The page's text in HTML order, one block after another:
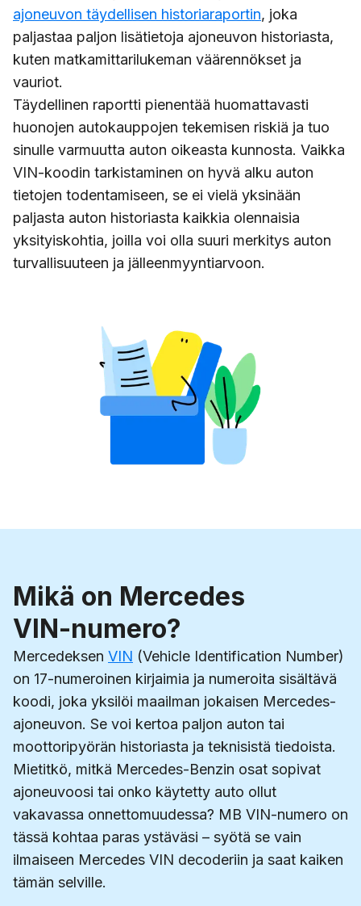
ajoneuvon täydellisen historiaraportin, joka
paljastaa paljon lisätietoja ajoneuvon historiasta,
kuten matkamittarilukeman väärennökset ja
vauriot.
Täydellinen raportti pienentää huomattavasti
huonojen autokauppojen tekemisen riskiä ja tuo
sinulle varmuutta auton oikeasta kunnosta. Vaikka
VIN-koodin tarkistaminen on hyvä alku auton
tietojen todentamiseen, se ei vielä yksinään
paljasta auton historiasta kaikkia olennaisia
yksityiskohtia, joilla voi olla suuri merkitys auton
turvallisuuteen ja jälleenmyyntiarvoon.
Mikä on Mercedes
VIN-numero?
Mercedeksen VIN (Vehicle Identification Number)
on 17-numeroinen kirjaimia ja numeroita sisältävä
koodi, joka yksilöi maailman jokaisen Mercedes-
ajoneuvon. Se voi kertoa paljon auton tai
moottoripyörän historiasta ja teknisistä tiedoista.
Mietitkö, mitkä Mercedes-Benzin osat sopivat
ajoneuvoosi tai onko käytetty auto ollut
vakavassa onnettomuudessa? MB VIN-numero on
tässä kohtaa paras ystäväsi – syötä se vain
ilmaiseen Mercedes VIN decoderiin ja saat kaiken
tämän selville.